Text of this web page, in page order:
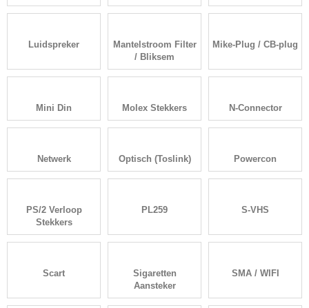
Luidspreker
Mantelstroom Filter
/ Bliksem
Mike-Plug / CB-plug
Mini Din Molex Stekkers N-Connector
Netwerk Optisch (Toslink) Powercon
PS/2 Verloop
Stekkers
PL259 S-VHS
Scart
Sigaretten
Aansteker
SMA / WIFI